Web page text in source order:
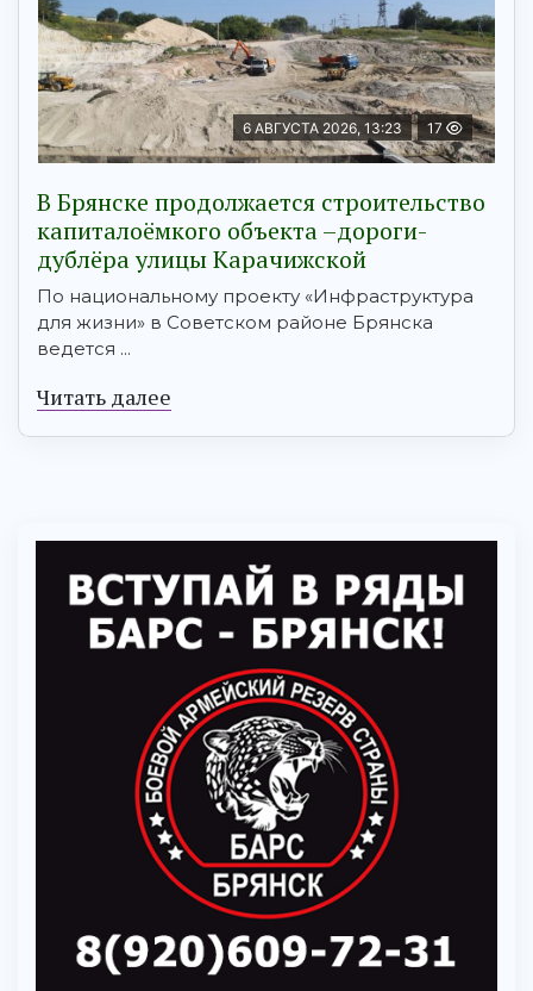
6 АВГУСТА 2026, 13:23 17
В Брянске продолжается строительство
капиталоёмкого объекта –дороги-
дублёра улицы Карачижской
По национальному проекту «Инфраструктура
для жизни» в Советском районе Брянска
ведется ...
Читать далее